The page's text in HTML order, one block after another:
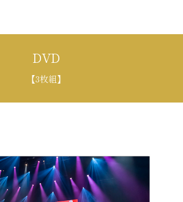
DVD
【3枚組】